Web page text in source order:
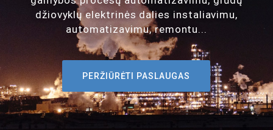
džiovyklų elektrinės dalies instaliavimu,
automatizavimu, remontu...
PERŽIŪRĖTI PASLAUGAS